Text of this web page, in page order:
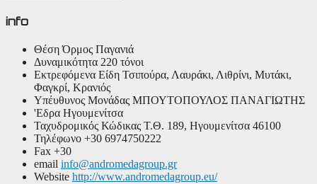
info
Θέση Όρμος Παγανιά
Δυναμικότητα 220 τόνοι
Εκτρεφόμενα Είδη Τσιπούρα, Λαυράκι, Λιθρίνι, Μυτάκι,
Φαγκρί, Κρανιός
Υπέυθυνος Μονάδας ΜΠΟΥΤΟΠΟΥΛΟΣ ΠΑΝΑΓΙΩΤΗΣ
'Εδρα Ηγουμενίτσα
Ταχυδρομικός Κώδικας Τ.Θ. 189, Ηγουμενίτσα 46100
Τηλέφωνο +30 6974750222
Fax +30
email info@andromedagroup.gr
Website http://www.andromedagroup.eu/